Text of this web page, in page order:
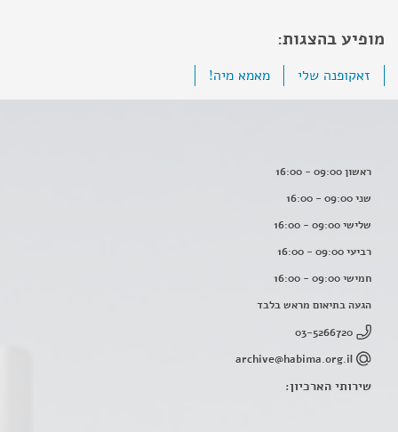
מופיע בהצגות:
זאקופנה שלי מאמא מיה!
ראשון 09:00 - 16:00
שני 09:00 - 16:00
שלישי 09:00 - 16:00
רביעי 09:00 - 16:00
חמישי 09:00 - 16:00
הגעה בתיאום מראש בלבד
03-5266720
archive@habima.org.il
שירותי הארכיון: